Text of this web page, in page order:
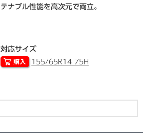
テナブル性能を高次元で両立。
対応サイズ
155/65R14 75H